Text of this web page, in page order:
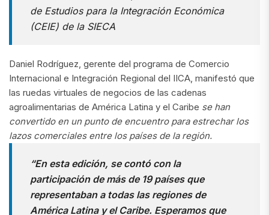
de Estudios para la Integración Económica
(CEIE) de la SIECA
Daniel Rodríguez, gerente del programa de Comercio
Internacional e Integración Regional del IICA, manifestó que
las ruedas virtuales de negocios de las cadenas
agroalimentarias de América Latina y el Caribe se han
convertido en un punto de encuentro para estrechar los
lazos comerciales entre los países de la región.
“En esta edición, se contó con la
participación de más de 19 países que
representaban a todas las regiones de
América Latina y el Caribe. Esperamos que